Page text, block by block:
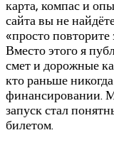
карта, компас и
сайта вы не
«просто
Вместо этого я
смет и дорожные
кто раньше
финансировании.
запуск стал
билетом.